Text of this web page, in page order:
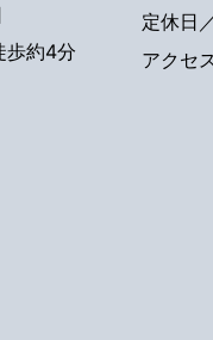
歩約4分
定休日
アクセ